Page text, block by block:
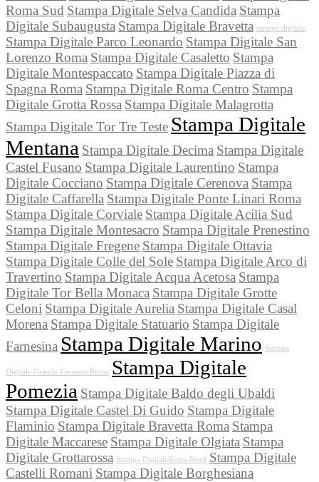
Roma Sud Stampa Digitale Selva Candida Stampa
Digitale Subaugusta Stampa Digitale Bravetta stampa digitale
Stampa Digitale Parco Leonardo Stampa Digitale San
Lorenzo Roma Stampa Digitale Casaletto Stampa
Digitale Montespaccato Stampa Digitale Piazza di
Spagna Roma Stampa Digitale Roma Centro Stampa
Digitale Grotta Rossa Stampa Digitale Malagrotta
Stampa Digitale Tor Tre Teste Stampa Digitale
Mentana Stampa Digitale Decima Stampa Digitale
Castel Fusano Stampa Digitale Laurentino Stampa
Digitale Cocciano Stampa Digitale Cerenova Stampa
Digitale Caffarella Stampa Digitale Ponte Linari Roma
Stampa Digitale Corviale Stampa Digitale Acilia Sud
Stampa Digitale Montesacro Stampa Digitale Prenestino
Stampa Digitale Fregene Stampa Digitale Ottavia
Stampa Digitale Colle del Sole Stampa Digitale Arco di
Travertino Stampa Digitale Acqua Acetosa Stampa
Digitale Tor Bella Monaca Stampa Digitale Grotte
Celoni Stampa Digitale Aurelia Stampa Digitale Casal
Morena Stampa Digitale Statuario Stampa Digitale
Farnesina Stampa Digitale Marino Stampa
Digitale Grande Formato Roma
Stampa Digitale
Pomezia Stampa Digitale Baldo degli Ubaldi
Stampa Digitale Castel Di Guido Stampa Digitale
Flaminio Stampa Digitale Bravetta Roma Stampa
Digitale Maccarese Stampa Digitale Olgiata Stampa
Digitale Grottarossa Stampa DigitaleRoma Nord
Stampa Digitale
Castelli Romani Stampa Digitale Borghesiana